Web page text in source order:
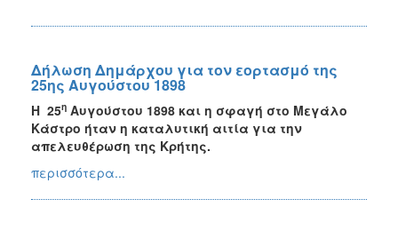
Δήλωση Δημάρχου για τον εορτασμό της
25ης Αυγούστου 1898
H 25η Αυγούστου 1898 και η σφαγή στο Μεγάλο
Κάστρο ήταν η καταλυτική αιτία για την
απελευθέρωση της Κρήτης.
περισσότερα...